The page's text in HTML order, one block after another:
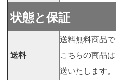
状態と保証
送料
送料無料商品で
こちらの商品
送いたします。